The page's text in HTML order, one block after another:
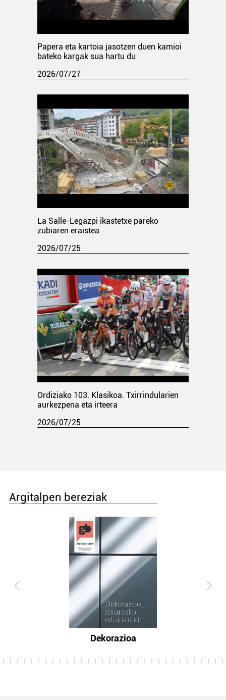
Papera eta kartoia jasotzen duen kamioi
bateko kargak sua hartu du
2026/07/27
La Salle-Legazpi ikastetxe pareko
zubiaren eraistea
2026/07/25
Ordiziako 103. Klasikoa. Txirrindularien
aurkezpena eta irteera
2026/07/25
Argitalpen bereziak
Dekorazioa